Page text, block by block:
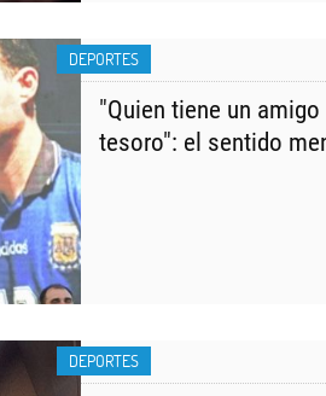
DEPORTES
"Quien tiene un
tesoro": el sentido
DEPORTES